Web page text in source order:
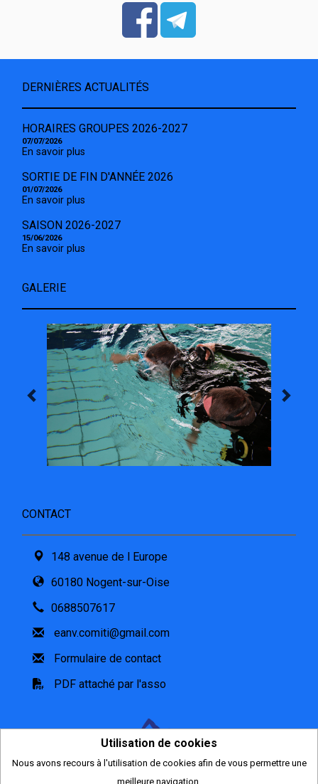
DERNIÈRES ACTUALITÉS
HORAIRES GROUPES 2026-2027
07/07/2026
En savoir plus
SORTIE DE FIN D'ANNÉE 2026
01/07/2026
En savoir plus
SAISON 2026-2027
15/06/2026
En savoir plus
GALERIE
CONTACT
148 avenue de l Europe
60180 Nogent-sur-Oise
0688507617
eanv.comiti@gmail.com
Formulaire de contact
PDF attaché par l'asso
2026
Utilisation de cookies
Nous avons recours à l'utilisation de cookies afin de vous permettre une
meilleure navigation.